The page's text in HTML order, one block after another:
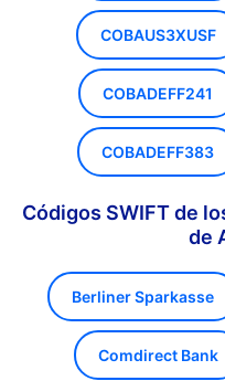
COBAUS3XUSF
COBADEFF241
COBADEFF383
Códigos SWIFT de
de
Berliner Sparkasse
Comdirect Bank